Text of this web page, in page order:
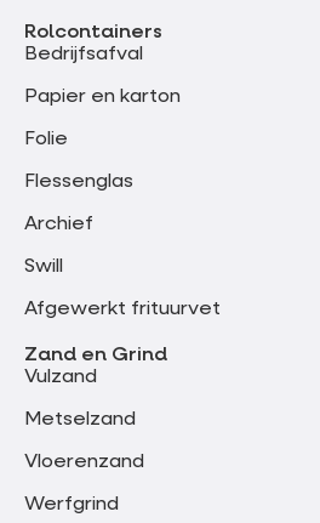
Rolcontainers
Bedrijfsafval
Papier en karton
Folie
Flessenglas
Archief
Swill
Afgewerkt frituurvet
Zand en Grind
Vulzand
Metselzand
Vloerenzand
Werfgrind